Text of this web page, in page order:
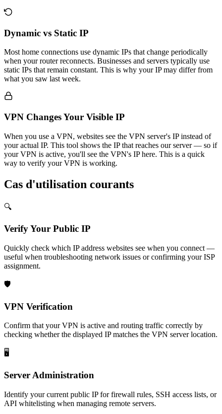
Dynamic vs Static IP
Most home connections use dynamic IPs that change periodically
when your router reconnects. Businesses and servers typically use
static IPs that remain constant. This is why your IP may differ from
what you saw last week.
VPN Changes Your Visible IP
When you use a VPN, websites see the VPN server's IP instead of
your actual IP. This tool shows the IP that reaches our server — so if
your VPN is active, you'll see the VPN's IP here. This is a quick
way to verify your VPN is working.
Cas d'utilisation courants
🔍
Verify Your Public IP
Quickly check which IP address websites see when you connect —
useful when troubleshooting network issues or confirming your ISP
assignment.
🛡️
VPN Verification
Confirm that your VPN is active and routing traffic correctly by
checking whether the displayed IP matches the VPN server location.
🖥️
Server Administration
Identify your current public IP for firewall rules, SSH access lists, or
API whitelisting when managing remote servers.